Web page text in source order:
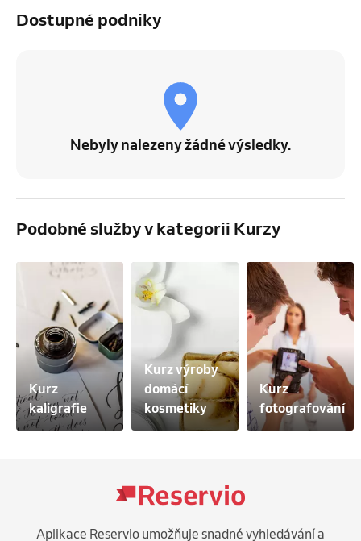
Dostupné podniky
Nebyly nalezeny žádné výsledky.
Podobné služby v kategorii Kurzy
Kurz
kaligrafie
Kurz výroby
domácí
kosmetiky
Kurz
fotografování
Aplikace Reservio umožňuje snadné vyhledávání a